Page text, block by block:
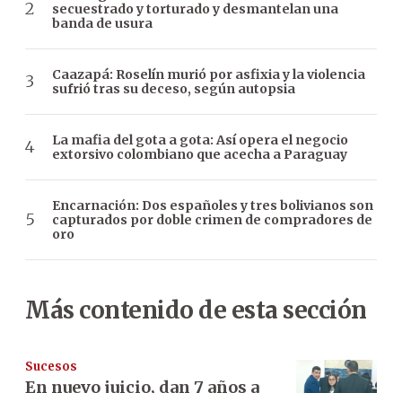
secuestrado y torturado y desmantelan una
banda de usura
Caazapá: Roselín murió por asfixia y la violencia
sufrió tras su deceso, según autopsia
La mafia del gota a gota: Así opera el negocio
extorsivo colombiano que acecha a Paraguay
Encarnación: Dos españoles y tres bolivianos son
capturados por doble crimen de compradores de
oro
Más contenido de esta sección
Sucesos
En nuevo juicio, dan 7 años a